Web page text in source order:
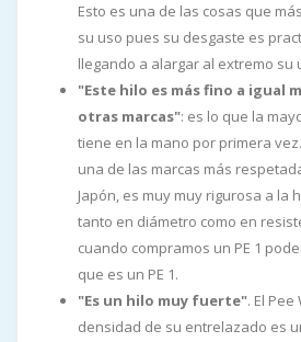
Esto es una de las cosas que
su uso pues su desgaste es
llegando a alargar al extremo su
"Este hilo es más fino a igual
otras marcas": es lo que la
tiene en la mano por primera
una de las marcas más
Japón, es muy muy rigurosa a la
tanto en diámetro como en
cuando compramos un PE 1
que es un PE 1.
"Es un hilo muy fuerte". El
densidad de su entrelazado es